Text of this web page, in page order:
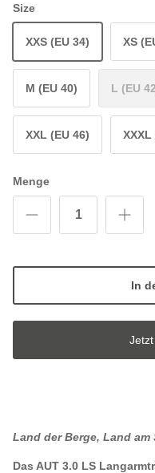
Size
XXS (EU 34) XS
M (EU 40) L (EU
XXL (EU 46) XXXL
Menge
In
Land der Berge, Land am
Das AUT 3.0 LS